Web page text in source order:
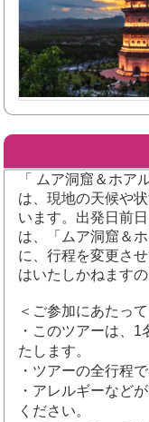
「 ムア洞窟＆ ホア
は、現地の天候や
います。出発日前
は、「 ムア洞窟＆
に、行程を変更さ
はいたしかねます
＜ご参加にあたって
・ このツアーは、1
たします。
・ツアーの全行程
・アレルギーなど
ください。